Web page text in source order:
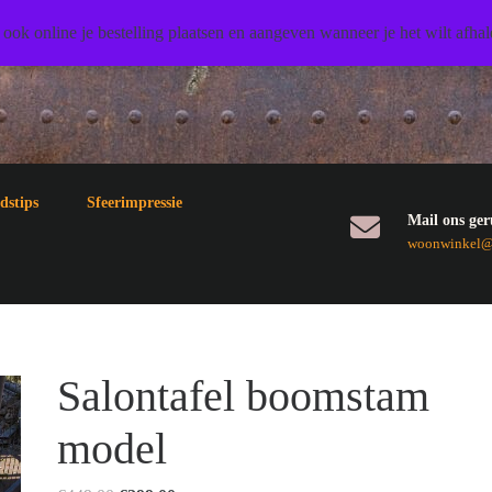
Sfeerimpressie
Mail ons
Salontafel boomstam
model
online je bestelling plaatsen en aangeven wanneer je het wilt